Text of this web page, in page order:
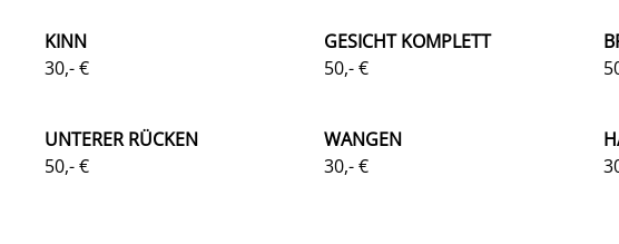
KINN
30,- €
GESICHT KOMPLETT
50,- €
UNTERER RÜCKEN
50,- €
WANGEN
30,- €